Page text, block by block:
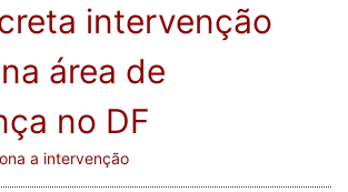
intervenção
área de
no DF
a intervenção